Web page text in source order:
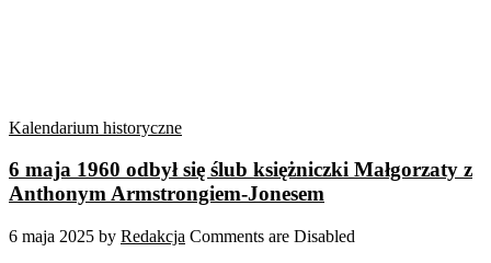
Kalendarium historyczne
6 maja 1960 odbył się ślub księżniczki Małgorzaty z
Anthonym Armstrongiem-Jonesem
6 maja 2025 by Redakcja Comments are Disabled